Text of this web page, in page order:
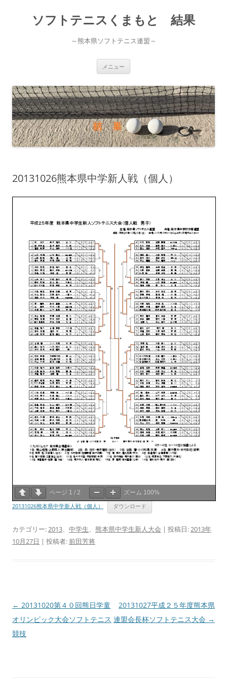
ソフトテニスくまもと 結果
～熊本県ソフトテニス連盟～
メニュー
ン
ツ
へ
ス
キ
ッ
プ
20131026熊本県中学新人戦（個人）
ページ 1 / 2 ズーム 100%
20131026熊本県中学新人戦（個人） ダウンロード
カテゴリー:2013、 中学生、 熊本県中学生新人大会 | 投稿日:2013年
10月27日 | 投稿者:前田芳将
投
稿
ナ
← 20131020第４０回熊日学童
オリンピック大会ソフトテニス
競技
20131027平成２５年度熊本県
連盟会長杯ソフトテニス大会 →